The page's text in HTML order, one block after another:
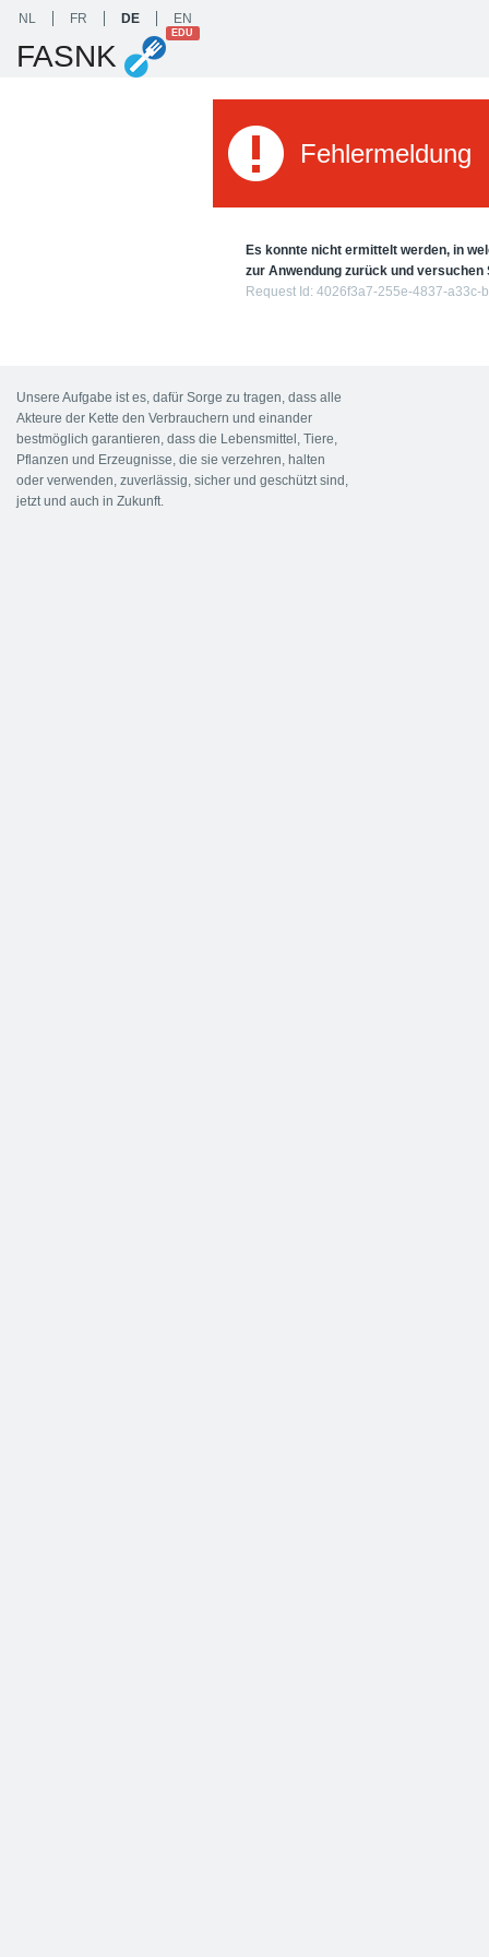
NL FR DE EN
FASNK
EDU
Fehlermeldung
Es konnte nicht ermittelt werden, in
zur Anwendung zurück und versuchen
Request Id: 4026f3a7-255e-4837-a33c-
Unsere Aufgabe ist es, dafür Sorge zu tragen, dass alle
Akteure der Kette den Verbrauchern und einander
bestmöglich garantieren, dass die Lebensmittel, Tiere,
Pflanzen und Erzeugnisse, die sie verzehren, halten
oder verwenden, zuverlässig, sicher und geschützt sind,
jetzt und auch in Zukunft.